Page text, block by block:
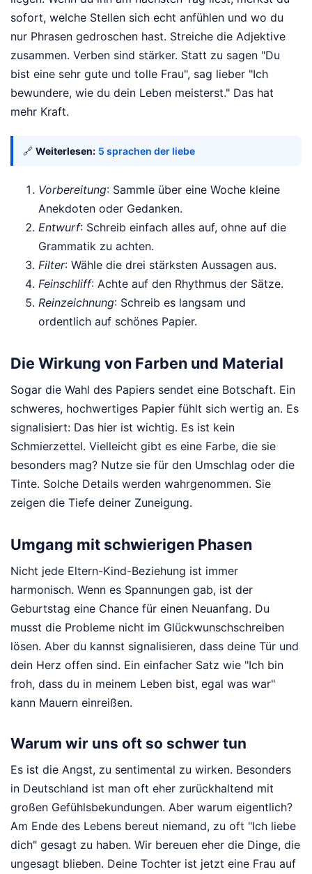
sofort, welche Stellen sich echt anfühlen und wo du
nur Phrasen gedroschen hast. Streiche die Adjektive
zusammen. Verben sind stärker. Statt zu sagen "Du
bist eine sehr gute und tolle Frau", sag lieber "Ich
bewundere, wie du dein Leben meisterst." Das hat
mehr Kraft.
🔗 Weiterlesen: 5 sprachen der liebe
Vorbereitung: Sammle über eine Woche kleine
Anekdoten oder Gedanken.
Entwurf: Schreib einfach alles auf, ohne auf die
Grammatik zu achten.
Filter: Wähle die drei stärksten Aussagen aus.
Feinschliff: Achte auf den Rhythmus der Sätze.
Reinzeichnung: Schreib es langsam und
ordentlich auf schönes Papier.
Die Wirkung von Farben und Material
Sogar die Wahl des Papiers sendet eine Botschaft. Ein
schweres, hochwertiges Papier fühlt sich wertig an. Es
signalisiert: Das hier ist wichtig. Es ist kein
Schmierzettel. Vielleicht gibt es eine Farbe, die sie
besonders mag? Nutze sie für den Umschlag oder die
Tinte. Solche Details werden wahrgenommen. Sie
zeigen die Tiefe deiner Zuneigung.
Umgang mit schwierigen Phasen
Nicht jede Eltern-Kind-Beziehung ist immer
harmonisch. Wenn es Spannungen gab, ist der
Geburtstag eine Chance für einen Neuanfang. Du
musst die Probleme nicht im Glückwunschschreiben
lösen. Aber du kannst signalisieren, dass deine Tür und
dein Herz offen sind. Ein einfacher Satz wie "Ich bin
froh, dass du in meinem Leben bist, egal was war"
kann Mauern einreißen.
Warum wir uns oft so schwer tun
Es ist die Angst, zu sentimental zu wirken. Besonders
in Deutschland ist man oft eher zurückhaltend mit
großen Gefühlsbekundungen. Aber warum eigentlich?
Am Ende des Lebens bereut niemand, zu oft "Ich liebe
dich" gesagt zu haben. Wir bereuen eher die Dinge, die
ungesagt blieben. Deine Tochter ist jetzt eine Frau auf